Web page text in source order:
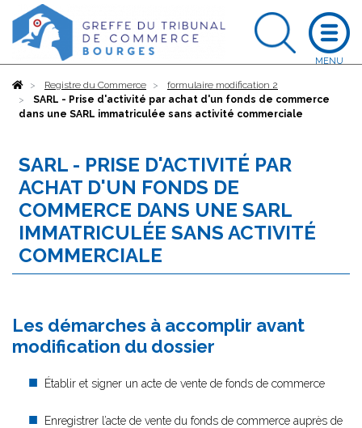
AccueilRegistre du Commerce
formulaire modification 2
SARL - Prise d'activité par achat d'un fonds de commerce
dans une SARL immatriculée sans activité commerciale
SARL - PRISE D'ACTIVITÉ PAR
ACHAT D'UN FONDS DE
COMMERCE DANS UNE SARL
IMMATRICULÉE SANS ACTIVITÉ
COMMERCIALE
Les démarches à accomplir avant
modification du dossier
Établir et signer un acte de vente de fonds de commerce
Enregistrer l’acte de vente du fonds de commerce auprès de